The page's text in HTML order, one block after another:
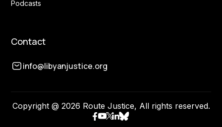
Podcasts
Contact
info@libyanjustice.org
Copyright @ 2026 Route Justice, All rights reserved.